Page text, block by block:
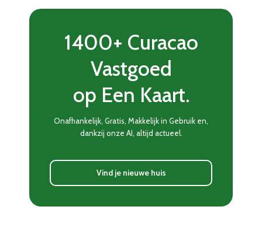
1400+ Curacao
Vastgoed
op Een Kaart.
Onafhankelijk, Gratis, Makkelijk in Gebruik en,
dankzij onze AI, altijd actueel.
Vind je nieuwe huis